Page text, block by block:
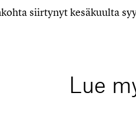
siirtynyt kesäkuulta
Lue